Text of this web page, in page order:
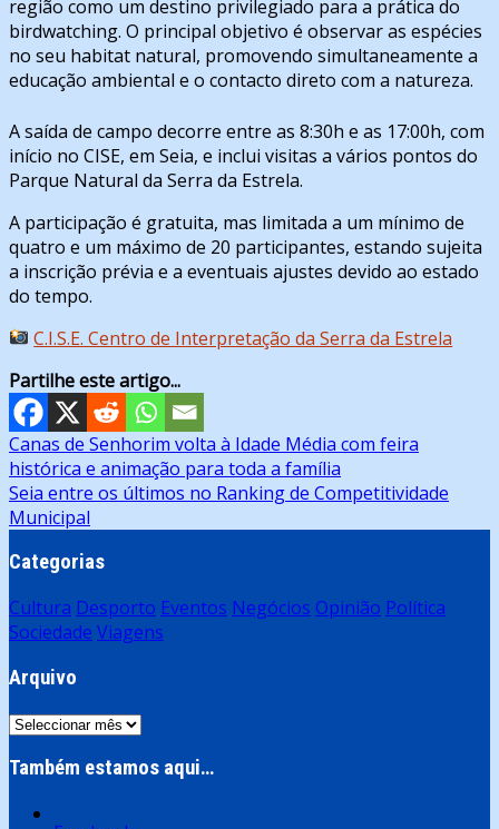
região como um destino privilegiado para a prática do
birdwatching. O principal objetivo é observar as espécies
no seu habitat natural, promovendo simultaneamente a
educação ambiental e o contacto direto com a natureza.
A saída de campo decorre entre as 8:30h e as 17:00h, com
início no CISE, em Seia, e inclui visitas a vários pontos do
Parque Natural da Serra da Estrela.
A participação é gratuita, mas limitada a um mínimo de
quatro e um máximo de 20 participantes, estando sujeita
a inscrição prévia e a eventuais ajustes devido ao estado
do tempo.
C.I.S.E. Centro de Interpretação da Serra da Estrela
Partilhe este artigo...
Navegação
de
artigos
Canas de Senhorim volta à Idade Média com feira
histórica e animação para toda a família
Seia entre os últimos no Ranking de Competitividade
Municipal
Categorias
Cultura Desporto Eventos Negócios Opinião Política
Sociedade Viagens
Arquivo
Arquivo
Também estamos aqui…